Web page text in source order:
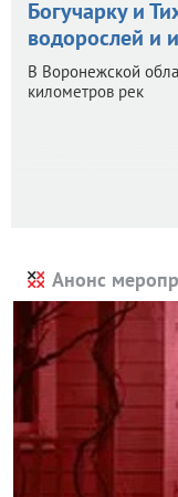
Богучарку и
водорослей и
В Воронежской
километров рек
Анонс